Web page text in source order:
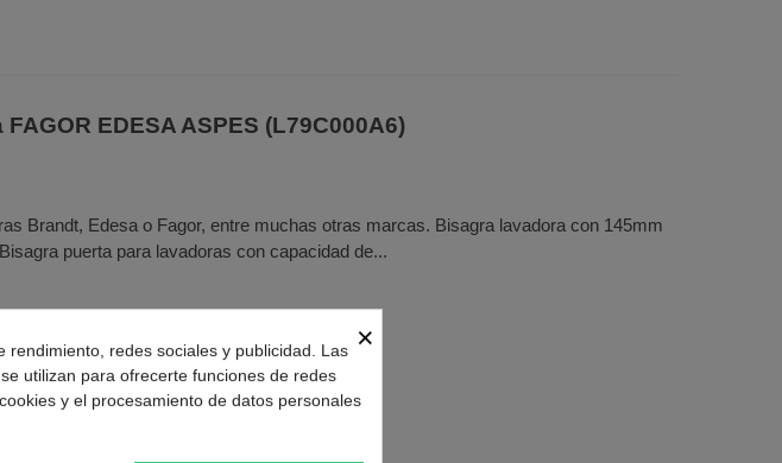
EDESA ASPES (L79C000A6)
Brandt, Edesa o Fagor, entre muchas otras marcas. Bisagra lavadora con 145mm
puerta para lavadoras con capacidad de...
×
rendimiento, redes sociales y publicidad. Las
utilizan para ofrecerte funciones de redes
y el procesamiento de datos personales